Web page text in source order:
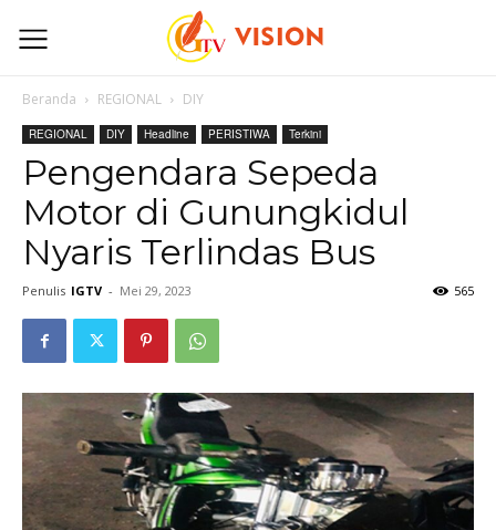
Beranda REGIONAL DIY
REGIONAL DIY Headline PERISTIWA Terkini
Pengendara Sepeda
Motor di Gunungkidul
Nyaris Terlindas Bus
Penulis IGTV - Mei 29, 2023 565